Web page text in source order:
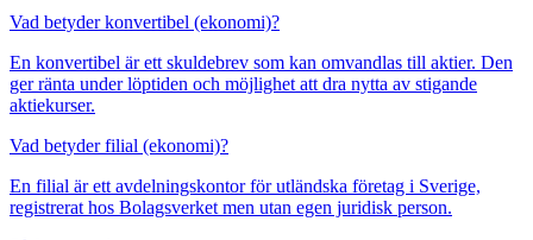
Vad betyder konvertibel (ekonomi)?
En konvertibel är ett skuldebrev som kan omvandlas till aktier. Den
ger ränta under löptiden och möjlighet att dra nytta av stigande
aktiekurser.
Vad betyder filial (ekonomi)?
En filial är ett avdelningskontor för utländska företag i Sverige,
registrerat hos Bolagsverket men utan egen juridisk person.